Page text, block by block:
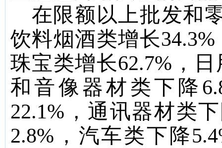
在限额以上批发和
饮料烟酒类增长34.3%
珠宝类增长62.7% ，
和音像器材类下降
22.1% ，通讯器材类
2.8% ，汽车类下降